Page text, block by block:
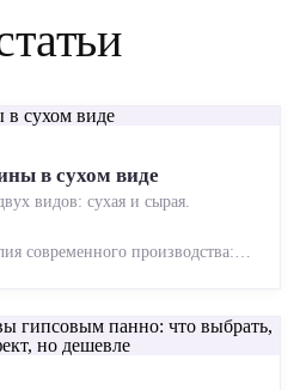
в сухом виде
видов: сухая и сырая.
современного производства: